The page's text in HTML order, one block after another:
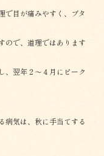
で目が痛みやすく、ブタ
ので、道理ではあります
、翌年２〜４月にピーク
病気は、秋に手当てする